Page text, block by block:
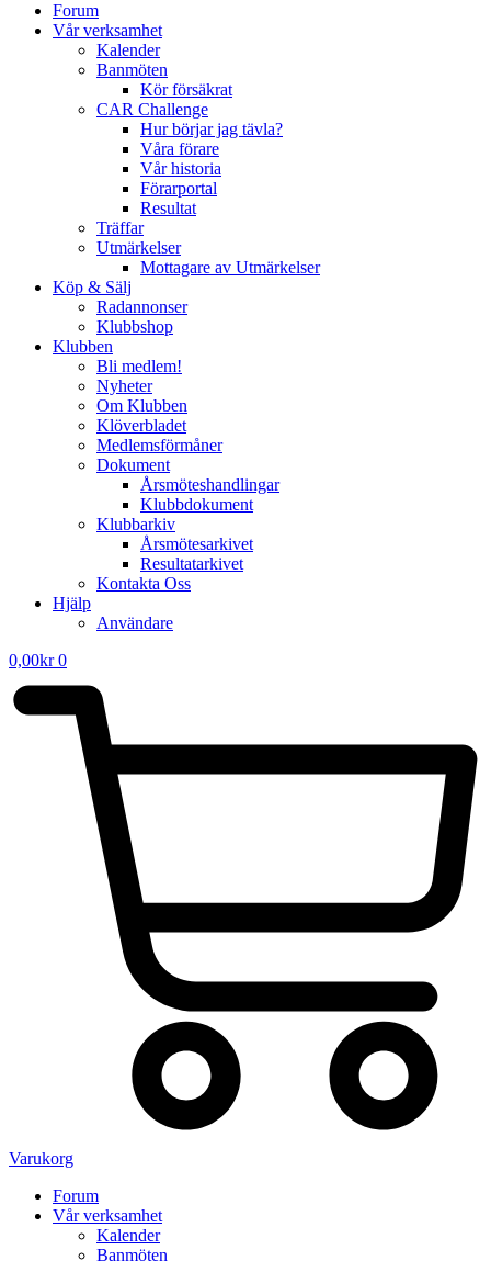
Forum
Vår verksamhet
Kalender
Banmöten
Kör försäkrat
CAR Challenge
Hur börjar jag tävla?
Våra förare
Vår historia
Förarportal
Resultat
Träffar
Utmärkelser
Mottagare av Utmärkelser
Köp & Sälj
Radannonser
Klubbshop
Klubben
Bli medlem!
Nyheter
Om Klubben
Klöverbladet
Medlemsförmåner
Dokument
Årsmöteshandlingar
Klubbdokument
Klubbarkiv
Årsmötesarkivet
Resultatarkivet
Kontakta Oss
Hjälp
Användare
0,00kr 0
Varukorg
Forum
Vår verksamhet
Kalender
Banmöten